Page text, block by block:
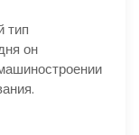
тип
он